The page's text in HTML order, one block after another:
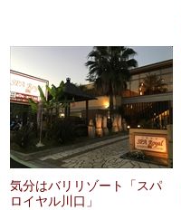
気分はバリリゾート「スパ
ロイヤル川口」